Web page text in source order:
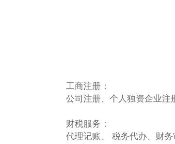
工商注册：
公司注册、个人独资企业
财税服务：
代理记账、 税务代办、财